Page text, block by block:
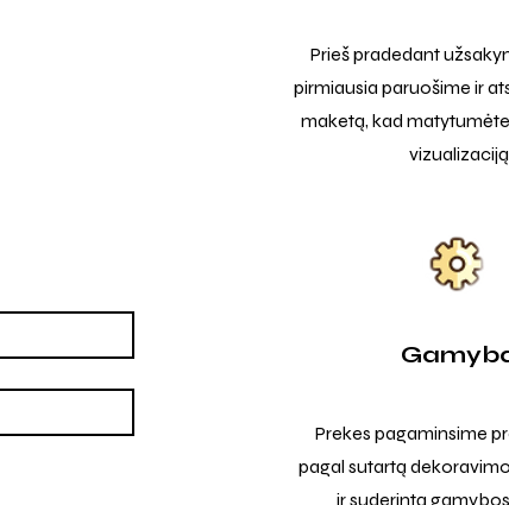
Prieš pradedant
pirmiausia paruošime ir
maketą, kad
vizualizaciją
Prekes pagaminsime
pagal sutartą
ir suderintą